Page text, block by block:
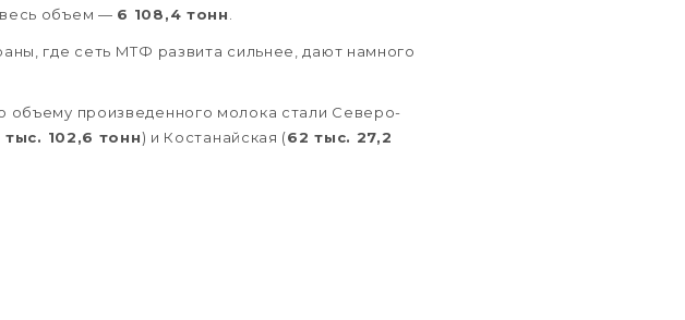
весь объем — 6 108,4 тонн
где сеть МТФ развита сильнее, дают намного
объему произведенного молока стали Северо-
тыс. 102,6 тонн) и Костанайская (62 тыс. 27,2